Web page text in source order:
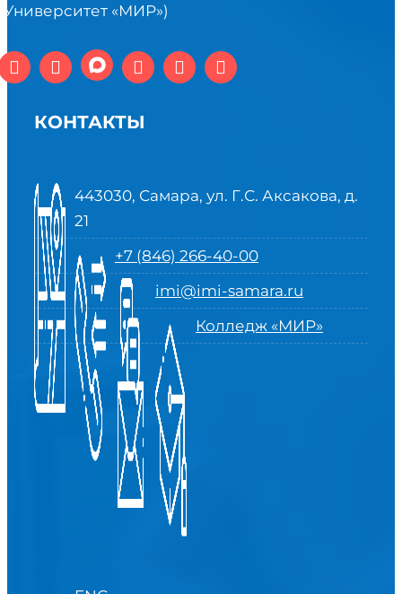
«МИР»)
КОНТАКТЫ
443030, Самара, ул. Г.С. Аксакова, д.
21
+7 (846) 266-40-00
imi@imi-samara.ru
Колледж «МИР»